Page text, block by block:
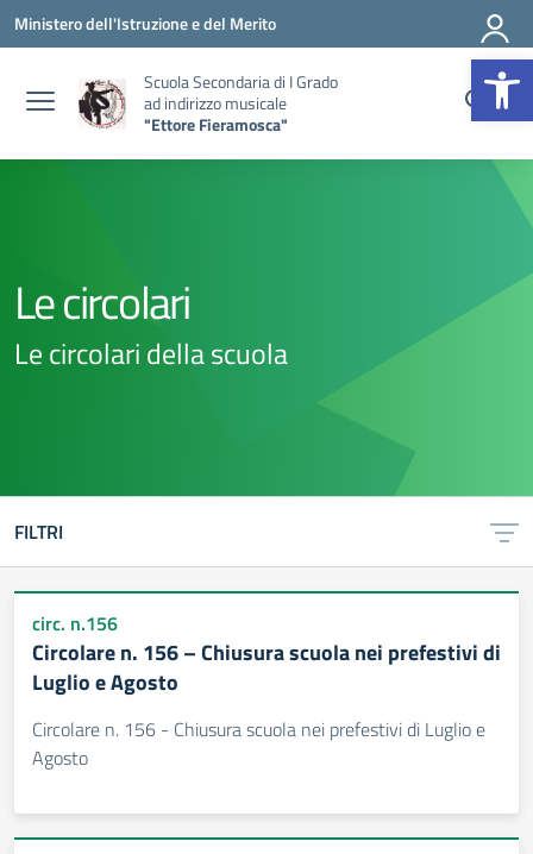
Vai ai contenuti
Vai al menu di navigazione
Vai al footer
Ministero dell'Istruzione e del Merito
Scuola Secondaria di I Grado
ad indirizzo musicale
"Ettore Fieramosca"
Le circolari
Le circolari della scuola
FILTRI
circ. n.156
Circolare n. 156 – Chiusura scuola nei prefestivi di
Luglio e Agosto
Circolare n. 156 - Chiusura scuola nei prefestivi di Luglio e
Agosto